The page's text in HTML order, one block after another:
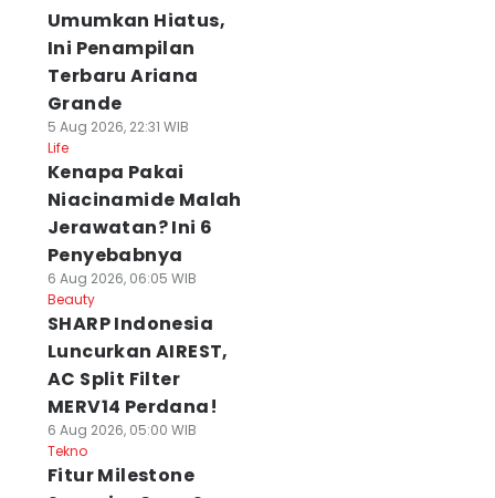
Umumkan Hiatus,
Ini Penampilan
Terbaru Ariana
Grande
5 Aug 2026, 22:31 WIB
Life
Kenapa Pakai
Niacinamide Malah
Jerawatan? Ini 6
Penyebabnya
6 Aug 2026, 06:05 WIB
Beauty
SHARP Indonesia
Luncurkan AIREST,
AC Split Filter
MERV14 Perdana!
6 Aug 2026, 05:00 WIB
Tekno
Fitur Milestone